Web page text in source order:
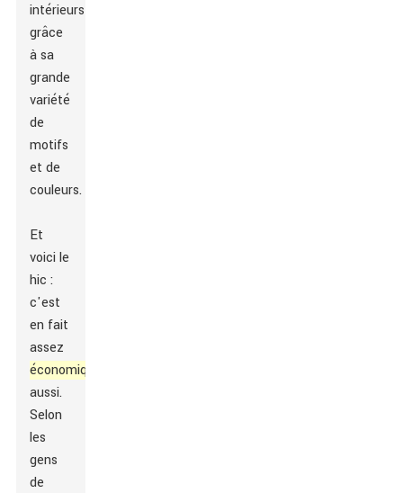
intérieurs
grâce
à sa
grande
variété
de
motifs
et de
couleurs.
Et
voici le
hic :
c'est
en fait
assez
économique
aussi.
Selon
les
gens
de